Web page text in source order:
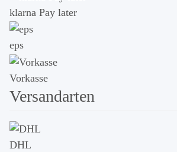
klarna Pay later
eps
Vorkasse
Versandarten
DHL